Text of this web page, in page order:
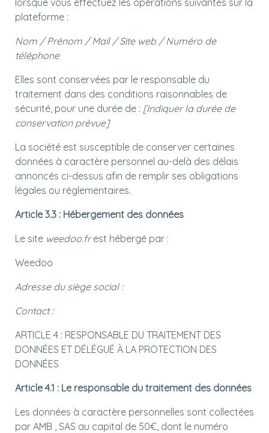
plateforme :
Nom / Prénom / Mail / Site web / Numéro de
téléphone
Elles sont conservées par le responsable du
traitement dans des conditions raisonnables de
sécurité, pour une durée de : [Indiquer la durée de
conservation prévue]
La société est susceptible de conserver certaines
données à caractère personnel au-delà des délais
annoncés ci-dessus afin de remplir ses obligations
légales ou réglementaires.
Article 3.3 : Hébergement des données
Le site weedoo.frest hébergé par :
Weedoo
Adresse du siège social :
Contact :
ARTICLE 4 : RESPONSABLE DU TRAITEMENT DES
DONNÉES ET DÉLÉGUÉ À LA PROTECTION DES
DONNÉES
Article 4.1 : Le responsable du traitement des données
Les données à caractère personnelles sont collectées
par AMB , SAS au capital de 50€, dont le numéro